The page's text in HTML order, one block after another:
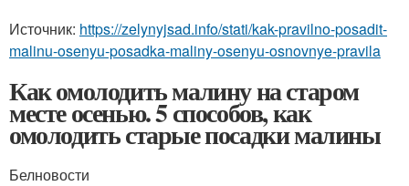
Источник: https://zelynyjsad.info/stati/kak-pravilno-posadit-
malinu-osenyu-posadka-maliny-osenyu-osnovnye-pravila
Как омолодить малину на старом
месте осенью. 5 способов, как
омолодить старые посадки малины
Белновости